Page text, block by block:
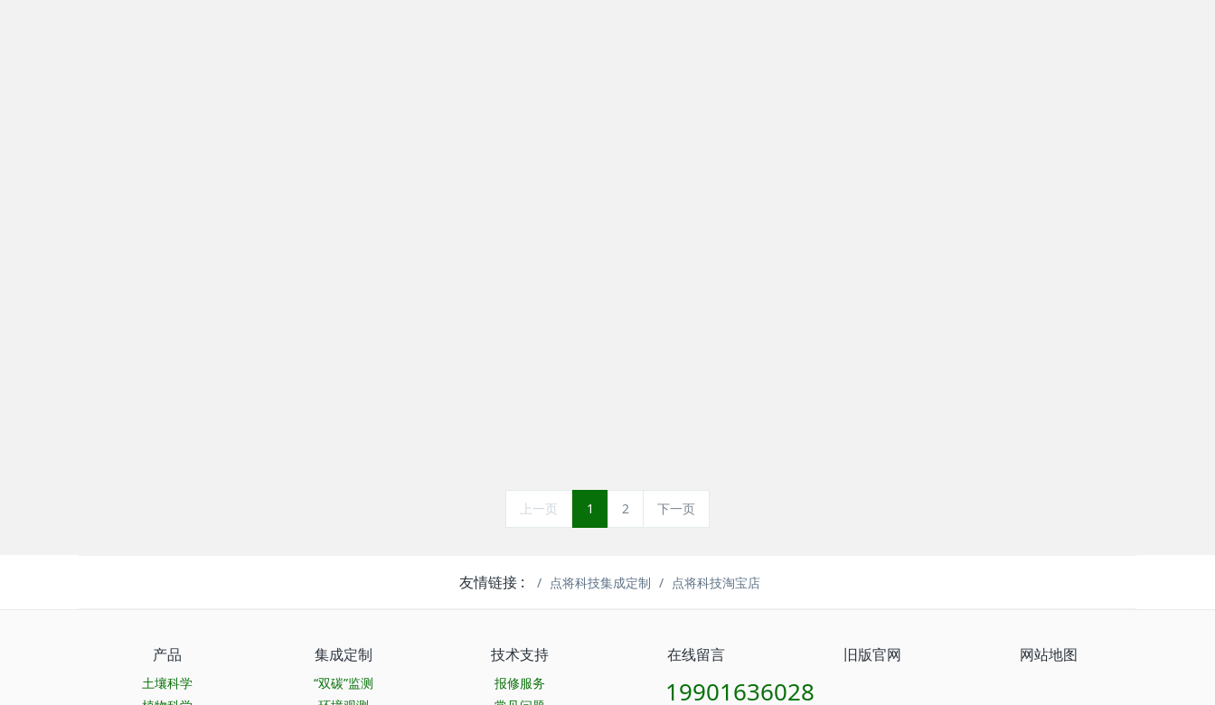
上一页 1 2 下一页
友情链接 : 点将科技集成定制 点将科技淘宝店
产品
土壤科学
集成定制
“双碳”监测
技术支持
报修服务
在线留言 旧版官网 网站地图
19901636028